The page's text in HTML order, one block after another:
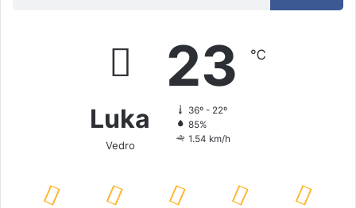
Luka
Vedro
23 ℃
36º - 22º
85%
1.54 km/h